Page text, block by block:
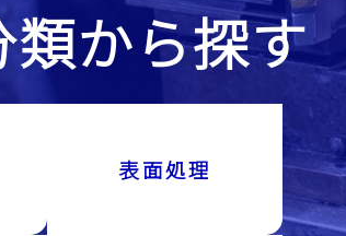
類から探す
表面処理